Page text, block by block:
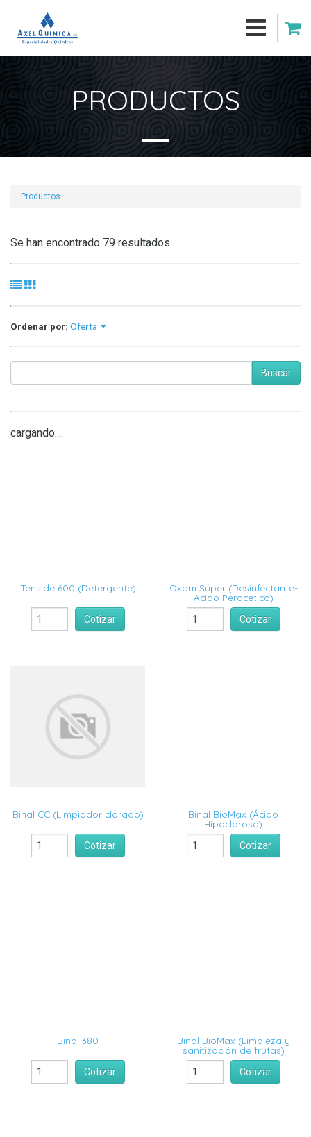
PRODUCTOS
Productos
Se han encontrado 79 resultados
Ordenar por: Oferta
Buscar
cargando....
Tenside 600 (Detergente)
Cotizar
Oxam Súper (Desinfectante-
Acido Peracetico)
Cotizar
Binal CC (Limpiador clorado)
Cotizar
Binal BioMax (Ácido
Hipocloroso)
Cotizar
Binal 380
Cotizar
Binal BioMax (Limpieza y
sanitización de frutas)
Cotizar